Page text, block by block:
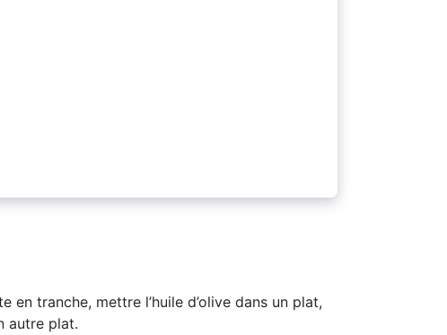
en tranche, mettre l’huile d’olive dans un plat,
autre plat.